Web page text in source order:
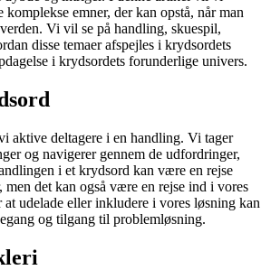
emner, der kan opstå, når man
Vi vil se på handling, skuespil,
disse temaer afspejles i krydsordets
i krydsordets forunderlige univers.
aktive deltagere i en handling. Vi tager
og navigerer gennem de udfordringer,
i et krydsord kan være en rejse
men det kan også være en rejse ind i vores
udelade eller inkludere i vores løsning kan
og tilgang til problemløsning.